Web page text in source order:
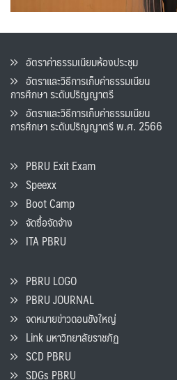
อัตราค่าธรรมเนียมห้องประชุม
อัตราและวิธีการเก็บค่าธรรมเนียน
การศึกษา ระดับปริญญาตรี
อัตราและวิธีการเก็บค่าธรรมเนียน
การศึกษา ระดับปริญญาตรี พ.ศ. 2566
PBRU Exit Exam
Speexx
Boot Camp
จัดซื้อจัดจ้าง
ITA PBRU
PBRU LOGO
PBRU JOURNAL
จดหมายข่าวดอนขังใหญ่
Link มหาวิทยาลัยราชภัฏ
SCD PBRU
SDGs PBRU